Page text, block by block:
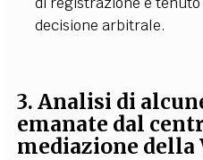
decisione arbitrale.
3. Analisi di
emanate dal
mediazione della